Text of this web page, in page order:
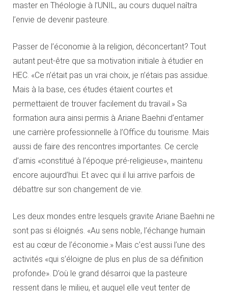
master en Théologie à l’UNIL, au cours duquel naîtra
l’envie de devenir pasteure.
Passer de l’économie à la religion, déconcertant? Tout
autant peut-être que sa motivation initiale à étudier en
HEC. «Ce n’était pas un vrai choix, je n’étais pas assidue.
Mais à la base, ces études étaient courtes et
permettaient de trouver facilement du travail.» Sa
formation aura ainsi permis à Ariane Baehni d’entamer
une carrière professionnelle à l’Office du tourisme. Mais
aussi de faire des rencontres importantes. Ce cercle
d’amis «constitué à l’époque pré-religieuse», maintenu
encore aujourd’hui. Et avec qui il lui arrive parfois de
débattre sur son changement de vie.
Les deux mondes entre lesquels gravite Ariane Baehni ne
sont pas si éloignés. «Au sens noble, l’échange humain
est au cœur de l’économie.» Mais c’est aussi l’une des
activités «qui s’éloigne de plus en plus de sa définition
profonde». D’où le grand désarroi que la pasteure
ressent dans le milieu, et auquel elle veut tenter de